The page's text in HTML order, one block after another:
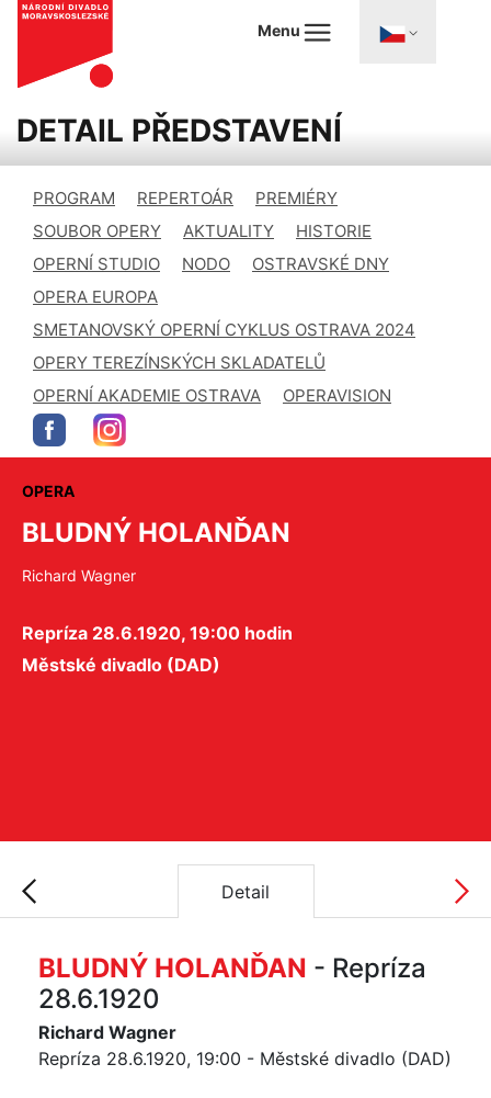
Menu
DETAIL PŘEDSTAVENÍ
PROGRAM REPERTOÁR
PREMIÉRY
SOUBOR OPERY
AKTUALITY
HISTORIE
OPERNÍ STUDIO
NODO
OSTRAVSKÉ DNY
OPERA EUROPA
SMETANOVSKÝ OPERNÍ CYKLUS OSTRAVA 2024
OPERY TEREZÍNSKÝCH SKLADATELŮ
OPERNÍ AKADEMIE OSTRAVA
OPERAVISION
OPERA
BLUDNÝ HOLANĎAN
Richard Wagner
Repríza 28.6.1920, 19:00 hodin
Městské divadlo (DAD)
Detail
BLUDNÝ HOLANĎAN - Repríza
28.6.1920
Richard Wagner
Repríza 28.6.1920, 19:00 - Městské divadlo (DAD)